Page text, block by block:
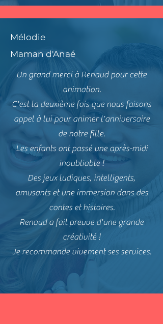
Mélodie
Maman d'Anaé
Un grand merci à Renaud pour cette
animation.
C'est la deuxième fois que nous faisons
appel à lui pour animer l'anniversaire
de notre fille.
Les enfants ont passé une après-midi
inoubliable !
Des jeux ludiques, intelligents,
amusants et une immersion dans des
contes et histoires.
Renaud a fait preuve d'une grande
créativité !
Je recommande vivement ses services.